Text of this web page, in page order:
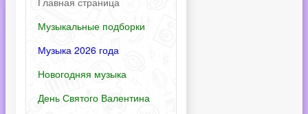
Музыкальные подборки
Музыка 2026 года
Новогодняя музыка
День Святого Валентина